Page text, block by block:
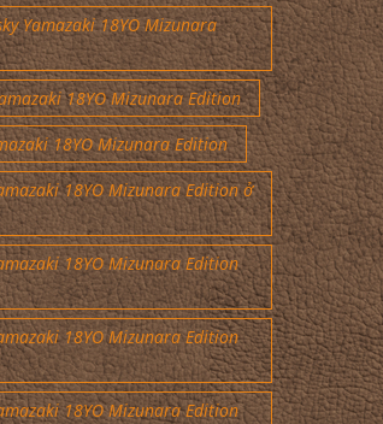
Yamazaki 18YO Mizunara
18YO Mizunara Edition
18YO Mizunara Edition
18YO Mizunara Edition ở
18YO Mizunara Edition
18YO Mizunara Edition
18YO Mizunara Edition